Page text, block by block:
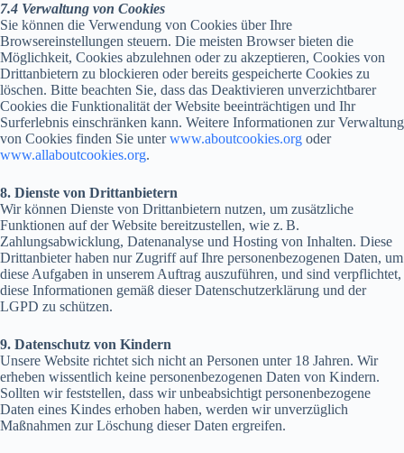
7.4 Verwaltung von Cookies
Sie können die Verwendung von Cookies über Ihre
Browsereinstellungen steuern. Die meisten Browser bieten die
Möglichkeit, Cookies abzulehnen oder zu akzeptieren, Cookies von
Drittanbietern zu blockieren oder bereits gespeicherte Cookies zu
löschen. Bitte beachten Sie, dass das Deaktivieren unverzichtbarer
Cookies die Funktionalität der Website beeinträchtigen und Ihr
Surferlebnis einschränken kann. Weitere Informationen zur Verwaltung
von Cookies finden Sie unterwww.aboutcookies.org oder
www.allaboutcookies.org.
8. Dienste von Drittanbietern
Wir können Dienste von Drittanbietern nutzen, um zusätzliche
Funktionen auf der Website bereitzustellen, wie z. B.
Zahlungsabwicklung, Datenanalyse und Hosting von Inhalten. Diese
Drittanbieter haben nur Zugriff auf Ihre personenbezogenen Daten, um
diese Aufgaben in unserem Auftrag auszuführen, und sind verpflichtet,
diese Informationen gemäß dieser Datenschutzerklärung und der
LGPD zu schützen.
9. Datenschutz von Kindern
Unsere Website richtet sich nicht an Personen unter 18 Jahren. Wir
erheben wissentlich keine personenbezogenen Daten von Kindern.
Sollten wir feststellen, dass wir unbeabsichtigt personenbezogene
Daten eines Kindes erhoben haben, werden wir unverzüglich
Maßnahmen zur Löschung dieser Daten ergreifen.